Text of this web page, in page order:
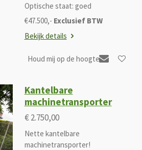
Optische staat: goed
€47.500,- Exclusief BTW
Bekijk details
Houd mij op de hoogte
Kantelbare
machinetransporter
€ 2.750,00
Nette kantelbare
machinetransporter!